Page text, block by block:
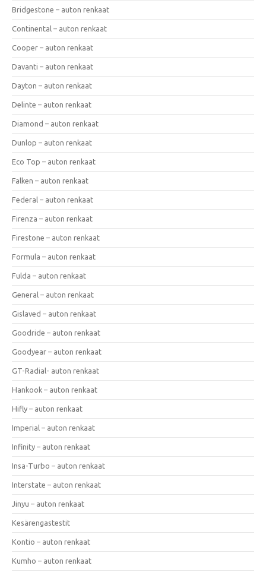
Bridgestone – auton renkaat
Continental – auton renkaat
Cooper – auton renkaat
Davanti – auton renkaat
Dayton – auton renkaat
Delinte – auton renkaat
Diamond – auton renkaat
Dunlop – auton renkaat
Eco Top – auton renkaat
Falken – auton renkaat
Federal – auton renkaat
Firenza – auton renkaat
Firestone – auton renkaat
Formula – auton renkaat
Fulda – auton renkaat
General – auton renkaat
Gislaved – auton renkaat
Goodride – auton renkaat
Goodyear – auton renkaat
GT-Radial- auton renkaat
Hankook – auton renkaat
Hifly – auton renkaat
Imperial – auton renkaat
Infinity – auton renkaat
Insa-Turbo – auton renkaat
Interstate – auton renkaat
Jinyu – auton renkaat
Kesärengastestit
Kontio – auton renkaat
Kumho – auton renkaat